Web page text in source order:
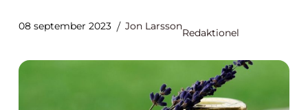
08 september 2023 Jon Larsson
Redaktionel